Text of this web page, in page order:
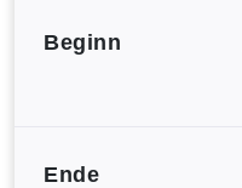
Beginn
Ende